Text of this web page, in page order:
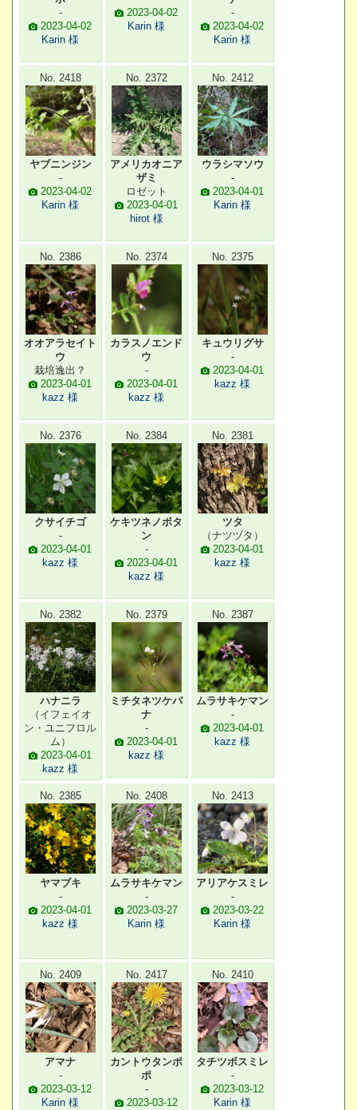
-
2023-04-02
Karin 様
2023-04-02
Karin 様
-
2023-04-02
Karin 様
No. 2418
ヤブニンジン
-
2023-04-02
Karin 様
No. 2372
アメリカオニア
ザミ
ロゼット
2023-04-01
hirot 様
No. 2412
ウラシマソウ
-
2023-04-01
Karin 様
No. 2386
オオアラセイト
ウ
栽培逸出？
2023-04-01
kazz 様
No. 2374
カラスノエンド
ウ
-
2023-04-01
kazz 様
No. 2375
キュウリグサ
-
2023-04-01
kazz 様
No. 2376
クサイチゴ
-
2023-04-01
kazz 様
No. 2384
ケキツネノボタ
ン
-
2023-04-01
kazz 様
No. 2381
ツタ
（ナツヅタ）
2023-04-01
kazz 様
No. 2382
ハナニラ
（イフェイオ
ン・ユニフロル
ム）
2023-04-01
kazz 様
No. 2379
ミチタネツケバ
ナ
-
2023-04-01
kazz 様
No. 2387
ムラサキケマン
-
2023-04-01
kazz 様
No. 2385
ヤマブキ
-
2023-04-01
kazz 様
No. 2408
ムラサキケマン
-
2023-03-27
Karin 様
No. 2413
アリアケスミレ
-
2023-03-22
Karin 様
No. 2409
アマナ
-
2023-03-12
Karin 様
No. 2417
カントウタンポ
ポ
-
2023-03-12
No. 2410
タチツボスミレ
-
2023-03-12
Karin 様